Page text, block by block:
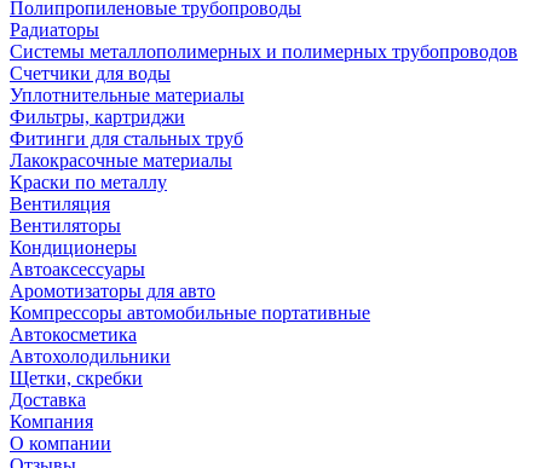
Полипропиленовые трубопроводы
Радиаторы
Системы металлополимерных и полимерных трубопроводов
Счетчики для воды
Уплотнительные материалы
Фильтры, картриджи
Фитинги для стальных труб
Лакокрасочные материалы
Краски по металлу
Вентиляция
Вентиляторы
Кондиционеры
Автоаксессуары
Аромотизаторы для авто
Компрессоры автомобильные портативные
Автокосметика
Автохолодильники
Щетки, скребки
Доставка
Компания
О компании